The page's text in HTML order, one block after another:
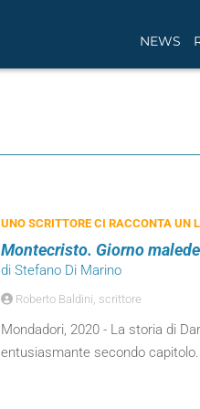
NEWS
UNO SCRITTORE CI RACCONTA UN
Montecristo. Giorno
di Stefano Di Marino
Roberto Baldini, scrittore
Mondadori, 2020 - La storia di
entusiasmante secondo capitolo.